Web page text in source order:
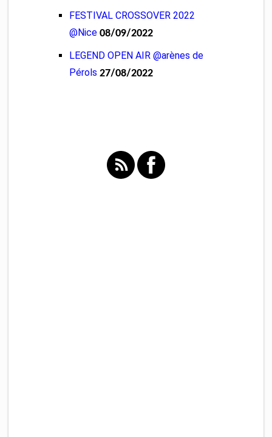
FESTIVAL CROSSOVER 2022
@Nice 08/09/2022
LEGEND OPEN AIR @arènes de
Pérols 27/08/2022